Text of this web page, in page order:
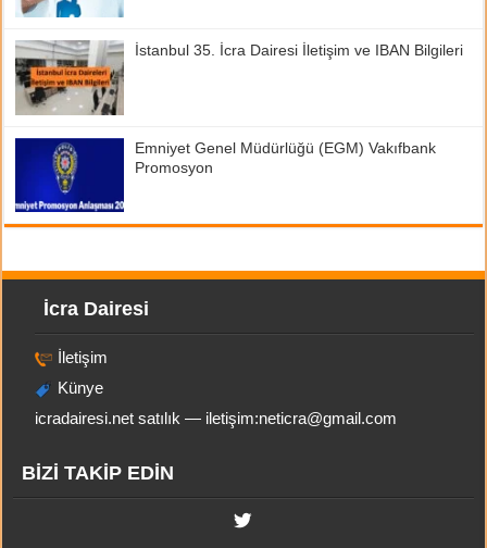
İstanbul 35. İcra Dairesi İletişim ve IBAN Bilgileri
Emniyet Genel Müdürlüğü (EGM) Vakıfbank
Promosyon
İcra Dairesi
İletişim
Künye
icradairesi.net satılık — iletişim:neticra@gmail.com
BİZİ TAKİP EDİN